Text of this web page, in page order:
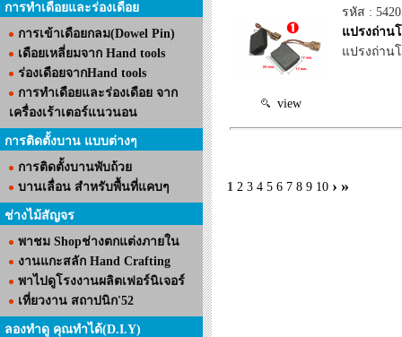
การทำเดือยและร่องเดือย
การเข้าเดือยกลม(Dowel Pin)
เดือยเหลี่ยมจาก Hand tools
ร่องเดือยจากHand tools
การทำเดือยและร่องเดือย จาก
เครื่องเร้าเตอร์แนวนอน
การติดตั้งบาน แบบต่างๆ
การติดตั้งบานพับถ้วย
บานเลื่อน สำหรับพื้นที่แคบๆ
ช่างไม้สัญจร
พาชม Shopช่างตกแต่งภายใน
งานแกะสลัก Hand Crafting
พาไปดูโรงงานผลิตเฟอร์นิเจอร์
เที่ยวงาน สถาปนิก'52
ลองทำดู คุณทำได้(D.I.Y)
view
รหัส :
แปรงถ่าน
แปรงถ่าน
1 2 3 4 5 6 7 8 9 10 › »